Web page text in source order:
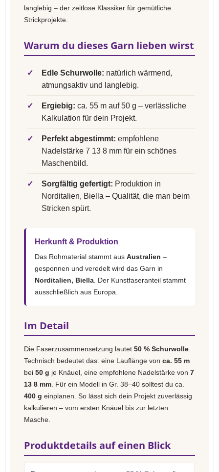
langlebig – der zeitlose Klassiker für gemütliche
Strickprojekte.
Warum du dieses Garn lieben wirst
✓ Edle Schurwolle: natürlich wärmend,
atmungsaktiv und langlebig.
✓ Ergiebig: ca. 55 m auf 50 g – verlässliche
Kalkulation für dein Projekt.
✓ Perfekt abgestimmt: empfohlene
Nadelstärke 7 13 8 mm für ein schönes
Maschenbild.
✓ Sorgfältig gefertigt: Produktion in
Norditalien, Biella – Qualität, die man beim
Stricken spürt.
Herkunft & Produktion
Das Rohmaterial stammt aus Australien –
gesponnen und veredelt wird das Garn in
Norditalien, Biella . Der Kunstfaseranteil stammt
ausschließlich aus Europa.
Im Detail
Die Faserzusammensetzung lautet 50 % Schurwolle
Technisch bedeutet das: eine Lauflänge von ca. 55 m
bei 50 g je Knäuel, eine empfohlene Nadelstärke von 7
13 8 mm . Für ein Modell in Gr. 38–40 solltest du ca.
400 g einplanen. So lässt sich dein Projekt zuverlässig
kalkulieren – vom ersten Knäuel bis zur letzten
Masche.
Produktdetails auf einen Blick